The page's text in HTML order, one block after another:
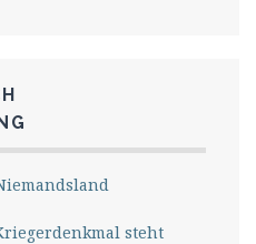
steht